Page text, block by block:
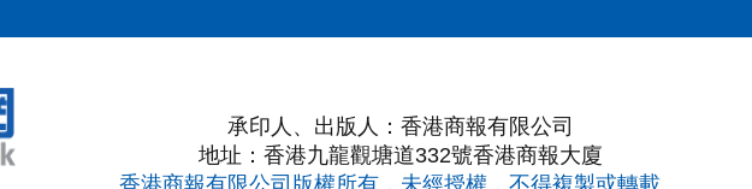
承印人、出版人：香港商報有限公司
地址：香港九龍觀塘道332號香港商報大廈
香港商報有限公司版權所有，未經授權，不得複製或轉載。